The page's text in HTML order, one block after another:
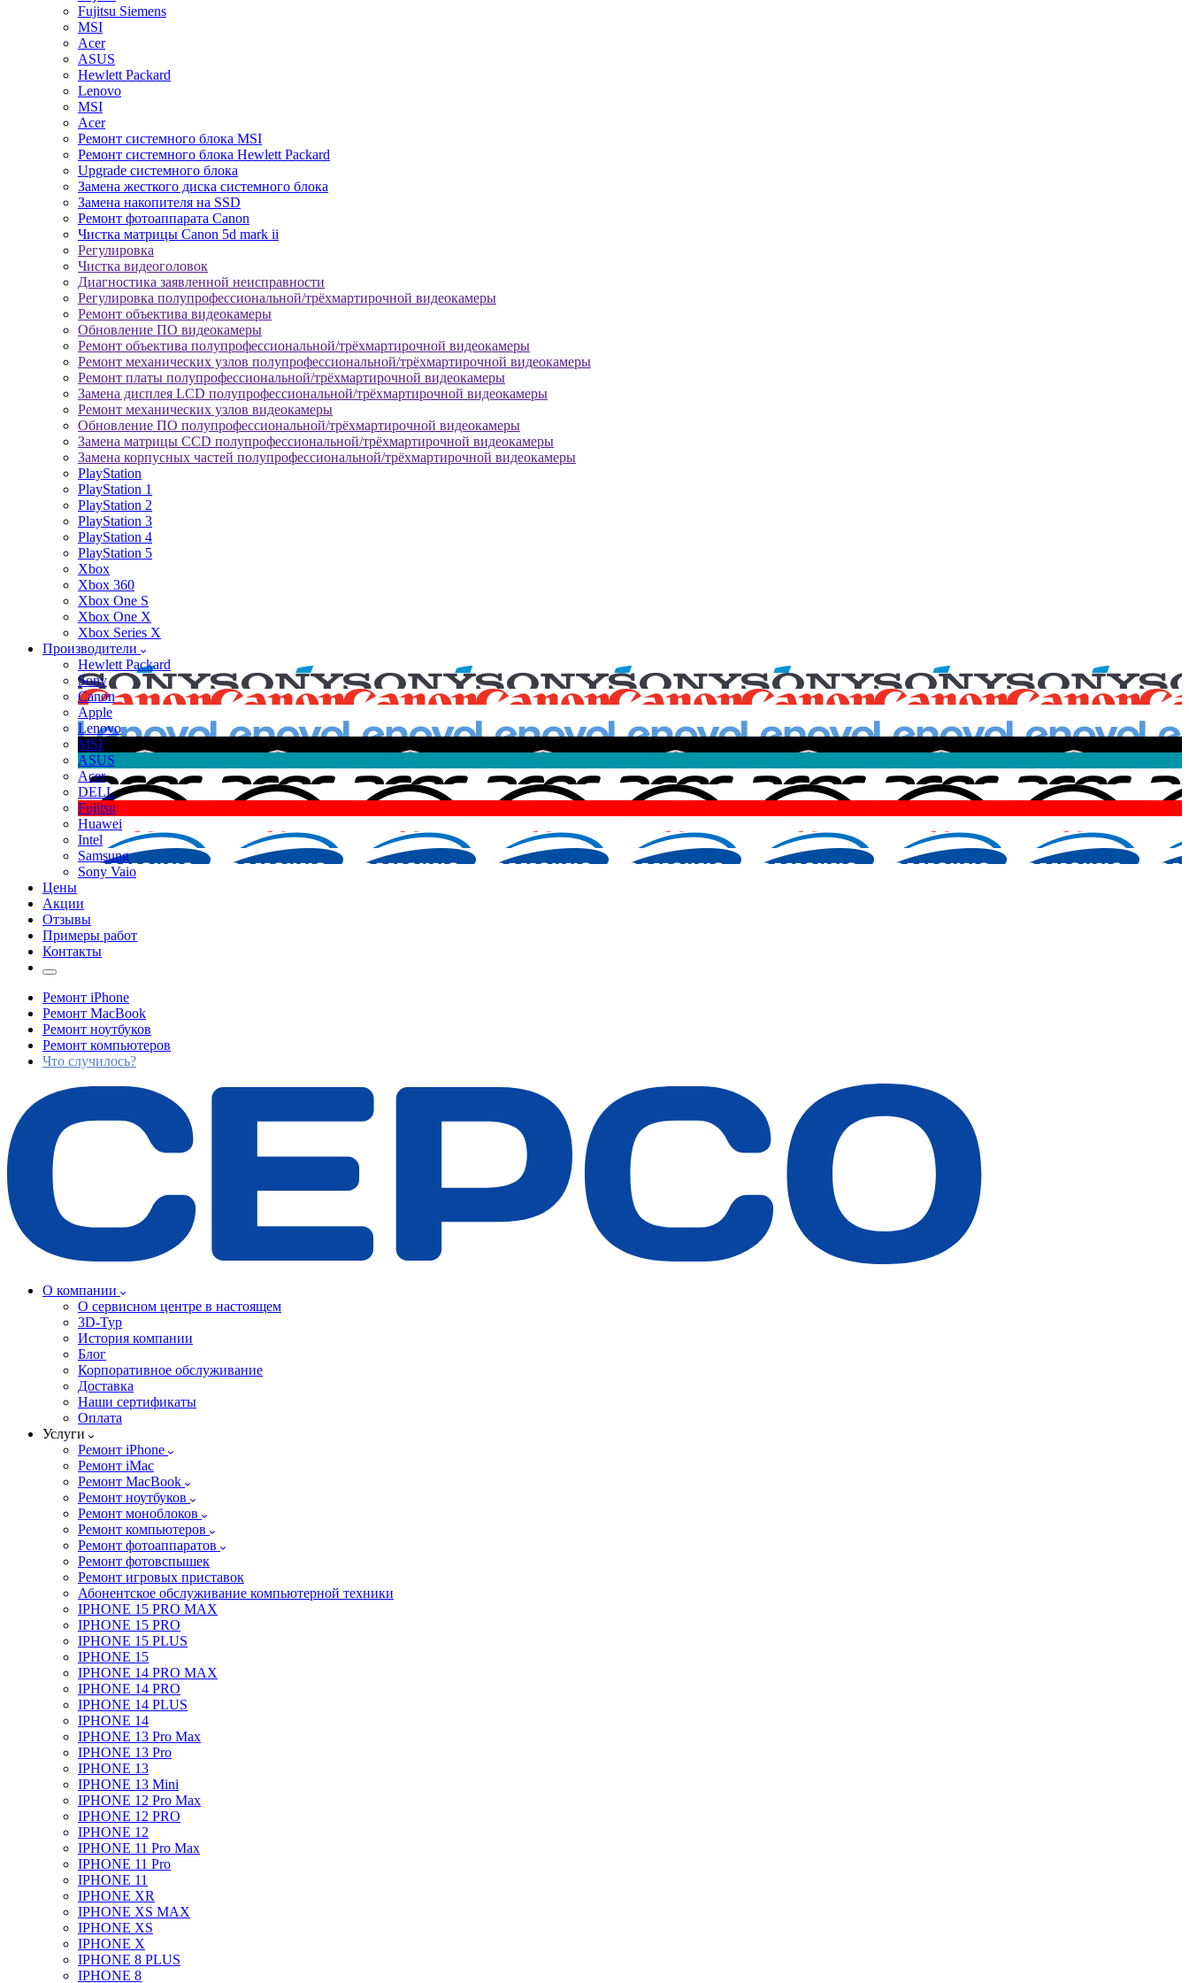
Fujitsu Siemens
MSI
Acer
ASUS
Hewlett Packard
Lenovo
MSI
Acer
Ремонт системного блока MSI
Ремонт системного блока Hewlett Packard
Upgrade системного блока
Замена жесткого диска системного блока
Замена накопителя на SSD
Ремонт фотоаппарата Canon
Чистка матрицы Canon 5d mark ii
Регулировка
Чистка видеоголовок
Диагностика заявленной неисправности
Регулировка полупрофессиональной/трёхмартирочной видеокамеры
Ремонт объектива видеокамеры
Обновление ПО видеокамеры
Ремонт объектива полупрофессиональной/трёхмартирочной видеокамеры
Ремонт механических узлов полупрофессиональной/трёхмартирочной видеокамеры
Ремонт платы полупрофессиональной/трёхмартирочной видеокамеры
Замена дисплея LCD полупрофессиональной/трёхмартирочной видеокамеры
Ремонт механических узлов видеокамеры
Обновление ПО полупрофессиональной/трёхмартирочной видеокамеры
Замена матрицы CCD полупрофессиональной/трёхмартирочной видеокамеры
Замена корпусных частей полупрофессиональной/трёхмартирочной видеокамеры
PlayStation
PlayStation 1
PlayStation 2
PlayStation 3
PlayStation 4
PlayStation 5
Xbox
Xbox 360
Xbox One S
Xbox One X
Xbox Series X
Производители
Hewlett Packard
Sony
Canon
Apple
Lenovo
MSI
ASUS
Acer
DELL
Fujitsu
Huawei
Intel
Samsung
Sony Vaio
Цены
Акции
Отзывы
Примеры работ
Контакты
Ремонт iPhone
Ремонт MacBook
Ремонт ноутбуков
Ремонт компьютеров
Что случилось?
О компании
О сервисном центре в настоящем
3D-Тур
История компании
Блог
Корпоративное обслуживание
Доставка
Наши сертификаты
Оплата
Услуги
Ремонт iPhone
Ремонт iMac
Ремонт MacBook
Ремонт ноутбуков
Ремонт моноблоков
Ремонт компьютеров
Ремонт фотоаппаратов
Ремонт фотовспышек
Ремонт игровых приставок
Абонентское обслуживание компьютерной техники
IPHONE 15 PRO MAX
IPHONE 15 PRO
IPHONE 15 PLUS
IPHONE 15
IPHONE 14 PRO MAX
IPHONE 14 PRO
IPHONE 14 PLUS
IPHONE 14
IPHONE 13 Pro Max
IPHONE 13 Pro
IPHONE 13
IPHONE 13 Mini
IPHONE 12 Pro Max
IPHONE 12 PRO
IPHONE 12
IPHONE 11 Pro Max
IPHONE 11 Pro
IPHONE 11
IPHONE XR
IPHONE XS MAX
IPHONE XS
IPHONE X
IPHONE 8 PLUS
IPHONE 8